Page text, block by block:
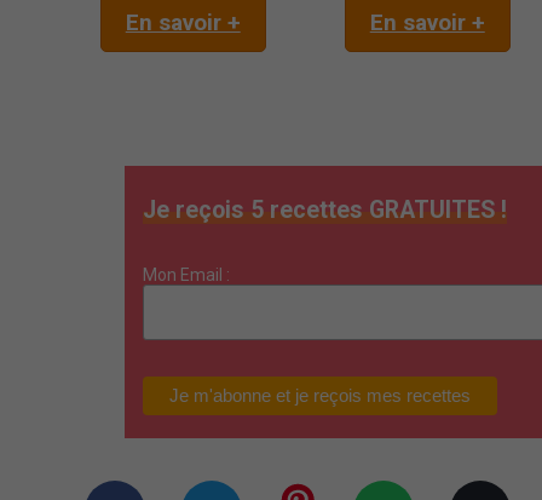
En savoir + En savoir +
Je reçois 5 recettes GRATUITES !
Mon Email :